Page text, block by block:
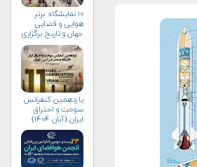
۱۰ نمایشگاه برتر
هوایی و فضایی
جهان و تاریخ برگزاری
آن‌ها
یازدهمین کنفرانس
سوخت و احتراق
ایران (آبان‌ ۱۴۰۴)